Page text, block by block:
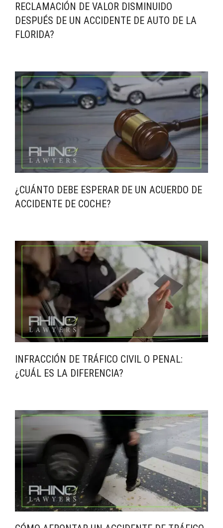
RECLAMACIÓN DE VALOR DISMINUIDO
DESPUÉS DE UN ACCIDENTE DE AUTO DE LA
FLORIDA?
¿CUÁNTO DEBE ESPERAR DE UN ACUERDO DE
ACCIDENTE DE COCHE?
INFRACCIÓN DE TRÁFICO CIVIL O PENAL:
¿CUÁL ES LA DIFERENCIA?